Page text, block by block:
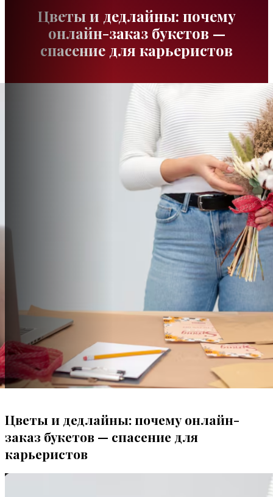
Цветы и дедлайны: почему
онлайн-заказ букетов —
спасение для карьеристов
Цветы и дедлайны: почему онлайн-
заказ букетов — спасение для
карьеристов